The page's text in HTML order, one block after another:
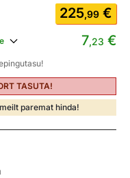
225,99 €
7,23 €
TASUTA!
paremat hinda!